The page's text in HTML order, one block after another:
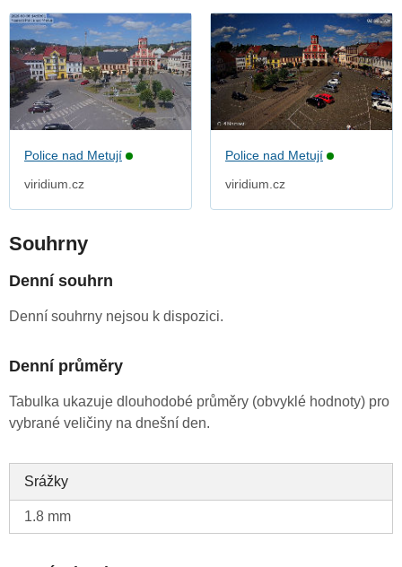
Police nad Metují
viridium.cz
Police nad Metují
viridium.cz
Souhrny
Denní souhrn
Denní souhrny nejsou k dispozici.
Denní průměry
Tabulka ukazuje dlouhodobé průměry (obvyklé hodnoty) pro
vybrané veličiny na dnešní den.
Srážky
1.8 mm